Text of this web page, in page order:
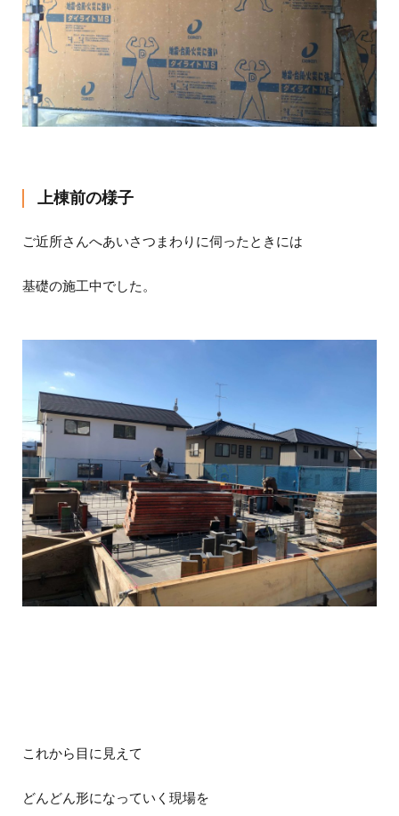
上棟前の様子
ご近所さんへあいさつまわりに伺ったときには
基礎の施工中でした。
これから目に見えて
どんどん形になっていく現場を